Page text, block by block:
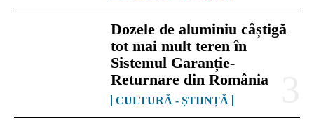
Dozele de aluminiu câștigă
tot mai mult teren în
Sistemul Garanție-
Returnare din România
CULTURĂ - ȘTIINȚĂ